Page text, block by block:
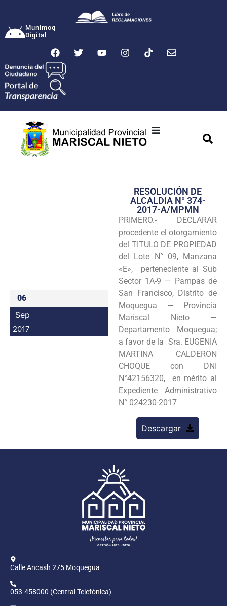
Munimoq
Digital
Transparencia
Seguridad
Programas
Intranet
06
Sep
2017
RESOLUCIÓN DE
ALCALDIA N° 374-
2017-A/MPMN
PRIMERO.- DECLARAR
procedente el otorgamiento
del TITULO DE PROPIEDAD
del Lote N° 09, Manzana
«E», perteneciente al Sub
Sector 1A-9 — Pampas de
San Francisco, Distrito de
Moquegua — Provincia
Mariscal Nieto —
Departamento Moquegua;
a favor de la Sra. EUGENIA
MARTINA CALDERON
CHOQUE con DNI
N°42156320, en mérito al
Expediente Administrativo
N° 024230-2017
Descargar
Calle Ancash 275 Moquegua
053-458000 (Central Telefónica)